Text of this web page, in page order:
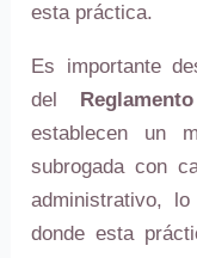
esta práctica.
Es importante
del
establecen un
subrogada con
administrativo,
donde esta